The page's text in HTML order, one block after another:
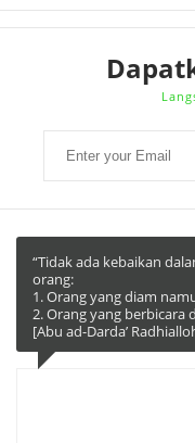
“Tidak ada kebaikan
orang:
1. Orang yang diam
2. Orang yang berbicara
[Abu ad-Darda’